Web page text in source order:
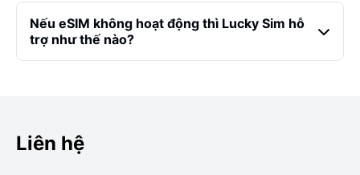
Nếu eSIM không hoạt động thì Lucky Sim hỗ
trợ như thế nào?
Liên hệ